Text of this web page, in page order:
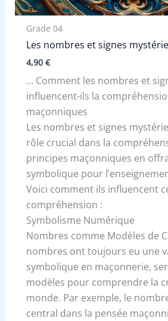
Grade 04
Les nombres et signes
4,90 €
… Comment les nombres et
influencent-ils la
maçonniques
Les nombres et signes
rôle crucial dans la
principes maçonniques en
symbolique pour
Voici comment ils influencent
compréhension :
Symbolisme Numérique
Nombres comme Modèles de
nombres ont toujours eu une
symbolique en maçonnerie,
modèles pour comprendre la
monde. Par exemple, le
central dans la pensée